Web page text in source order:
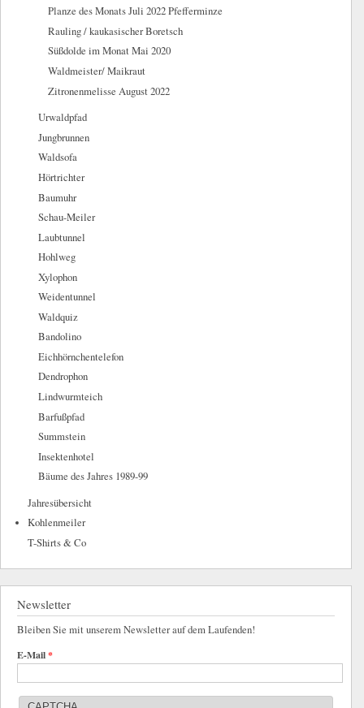
Planze des Monats Juli 2022 Pfefferminze
Rauling / kaukasischer Boretsch
Süßdolde im Monat Mai 2020
Waldmeister/ Maikraut
Zitronenmelisse August 2022
Urwaldpfad
Jungbrunnen
Waldsofa
Hörtrichter
Baumuhr
Schau-Meiler
Laubtunnel
Hohlweg
Xylophon
Weidentunnel
Waldquiz
Bandolino
Eichhörnchentelefon
Dendrophon
Lindwurmteich
Barfußpfad
Summstein
Insektenhotel
Bäume des Jahres 1989-99
Jahresübersicht
Kohlenmeiler
T-Shirts & Co
Newsletter
Bleiben Sie mit unserem Newsletter auf dem Laufenden!
E-Mail*